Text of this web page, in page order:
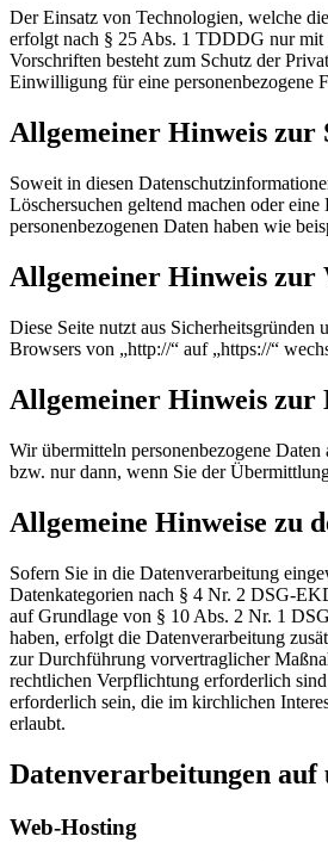
Der Einsatz von Technologien, welche
erfolgt nach § 25 Abs. 1 TDDDG nur mit
Vorschriften besteht zum Schutz der
Einwilligung für eine personenbezogene
Allgemeiner Hinweis zur
Soweit in diesen
Löschersuchen geltend machen oder
personenbezogenen Daten haben wie
Allgemeiner Hinweis zur
Diese Seite nutzt aus Sicherheitsgründen
Browsers von „http://“ auf „https://“
Allgemeiner Hinweis
Wir übermitteln personenbezogene
bzw. nur dann, wenn Sie der
Allgemeine Hinweise zu
Sofern Sie in die Datenverarbeitung
Datenkategorien nach § 4 Nr. 2 DSG-
auf Grundlage von § 10 Abs. 2 Nr. 1
haben, erfolgt die Datenverarbeitung
zur Durchführung vorvertraglicher
rechtlichen Verpflichtung erforderlich
erforderlich sein, die im kirchlichen
erlaubt.
Datenverarbeitungen auf
Web-Hosting